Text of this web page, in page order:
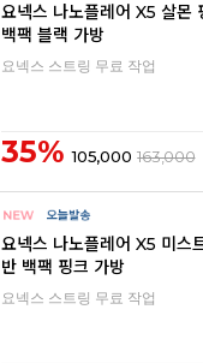
요넥스 나노플레어 X5 살몬
백팩 블랙 가방
요넥스 스트링 무료 작업
35% 105,000 163,000
요넥스 나노플레어 X5 미스
반 백팩 핑크 가방
요넥스 스트링 무료 작업